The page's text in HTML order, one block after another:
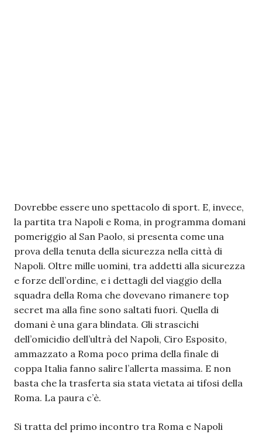
Dovrebbe essere uno spettacolo di sport. E, invece,
la partita tra Napoli e Roma, in programma domani
pomeriggio al San Paolo, si presenta come una
prova della tenuta della sicurezza nella città di
Napoli. Oltre mille uomini, tra addetti alla sicurezza
e forze dell’ordine, e i dettagli del viaggio della
squadra della Roma che dovevano rimanere top
secret ma alla fine sono saltati fuori. Quella di
domani è una gara blindata. Gli strascichi
dell’omicidio dell’ultrà del Napoli, Ciro Esposito,
ammazzato a Roma poco prima della finale di
coppa Italia fanno salire l’allerta massima. E non
basta che la trasferta sia stata vietata ai tifosi della
Roma. La paura c’è.
Si tratta del primo incontro tra Roma e Napoli